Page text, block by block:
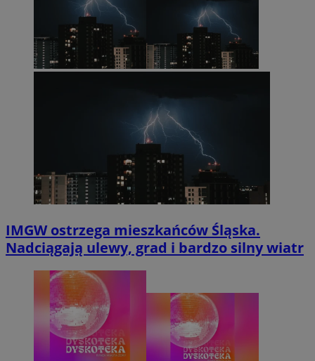
IMGW ostrzega mieszkańców Śląska.
Nadciągają ulewy, grad i bardzo silny wiatr